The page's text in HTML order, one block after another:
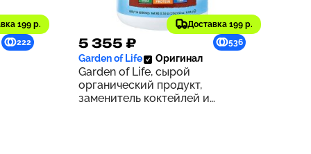
199 р.
222
Доставка 199 р.
5 355 ₽ 536
Garden of Life Оригинал
Garden of Life, сырой
органический продукт,
заменитель коктейлей и